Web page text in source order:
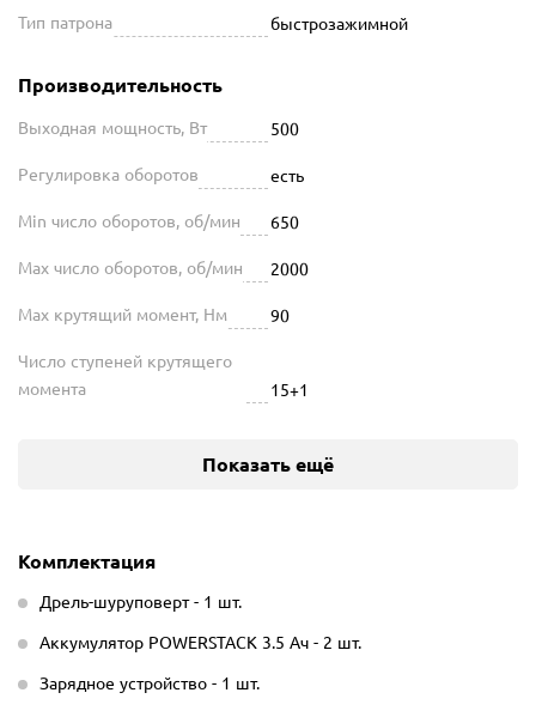
Тип патрона быстрозажимной
Производительность
Выходная мощность, Вт 500
Регулировка оборотов есть
Min число оборотов, об/мин 650
Max число оборотов, об/мин 2000
Max крутящий момент, Нм 90
Число ступеней крутящего
момента
15+1
Показать ещё
Комплектация
Дрель-шуруповерт - 1 шт.
Аккумулятор POWERSTACK 3.5 Ач - 2 шт.
Зарядное устройство - 1 шт.